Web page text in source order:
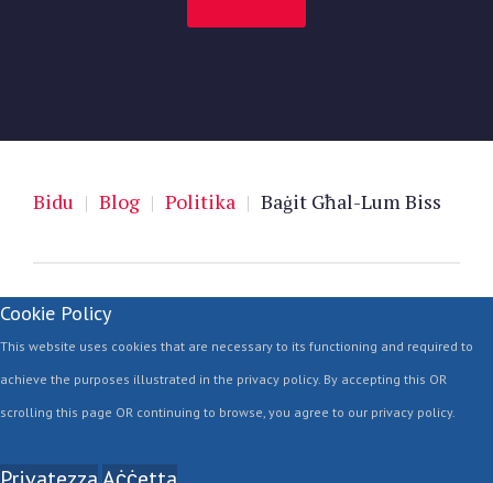
Bidu | Blog | Politika | Baġit Għal-Lum Biss
Cookie Policy
This website uses cookies that are necessary to its functioning and required to
achieve the purposes illustrated in the privacy policy. By accepting this OR
scrolling this page OR continuing to browse, you agree to our privacy policy.